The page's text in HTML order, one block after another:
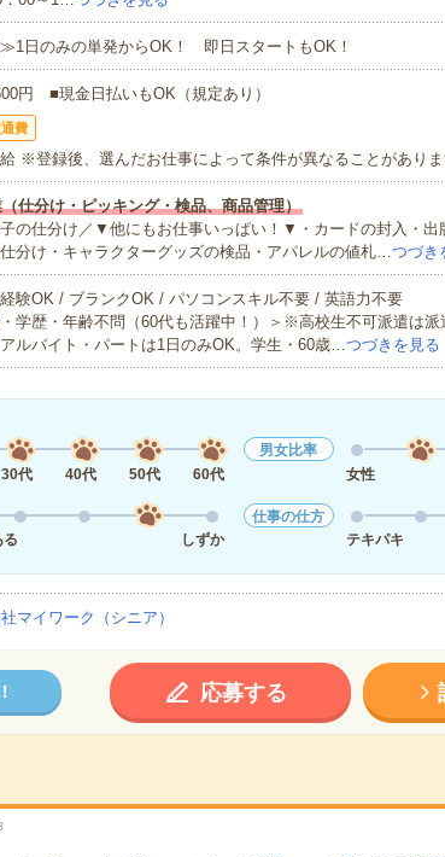
日のみの単発からOK！ 即日スタートもOK！
円 ■現金日払いもOK（規定あり）
費
※登録後、選んだお仕事によって条件が異なることがあり
仕分け・ピッキング・検品、商品管理）
の仕分け／▼他にもお仕事いっぱい！▼・カードの封入・出
分け・キャラクターグッズの検品・アパレルの値札…つづき
験OK / ブランクOK / パソコンスキル不要 / 英語力不要
学歴・年齢不問（60代も活躍中！）＞※高校生不可派遣は派
ルバイト・パートは1日のみOK。学生・60歳…つづきを見る
30代 40代 50代 60代
男女比率
女性
る
しずか
仕事の仕方
テキパキ
マイワーク（シニア）
応募する